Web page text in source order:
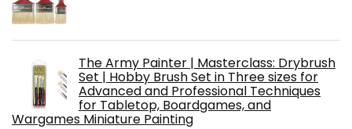
The Army Painter | Masterclass: Drybrush
Set | Hobby Brush Set in Three sizes for
Advanced and Professional Techniques
for Tabletop, Boardgames, and
Wargames Miniature Painting